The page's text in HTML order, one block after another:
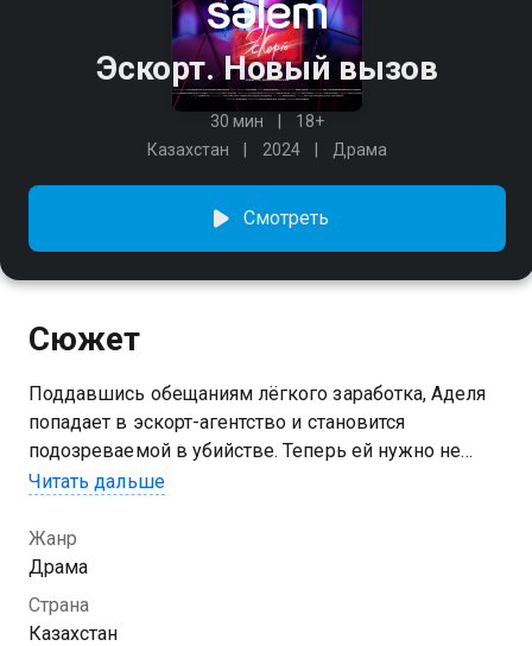
Эскорт. Новый вызов
30 мин
18+
Казахстан
2024 Драма
Смотреть
Сюжет
Поддавшись обещаниям лёгкого заработка, Аделя
попадает в эскорт-агентство и становится
подозреваемой в убийстве. Теперь ей нужно не
только заработать, но и найти преступника. «Эскорт.
новое прочтение скандального казахстанского
сериала о девушках, попавших в секс-индустрию.
Уникальное сочетание эротики и детектива точно не
даст вам заскучать. Посмотреть все серии 2 сезона
Читать дальше
Жанр
Драма
Страна
Казахстан